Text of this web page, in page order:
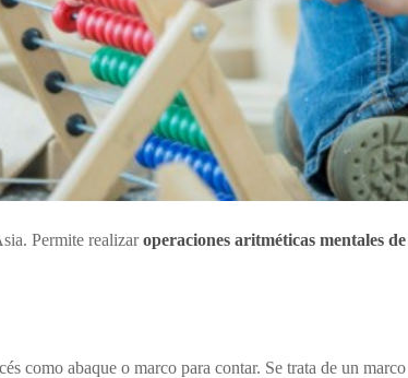
Permite realizaroperaciones aritméticas mentales
como abaque o marco para contar. Se trata de un